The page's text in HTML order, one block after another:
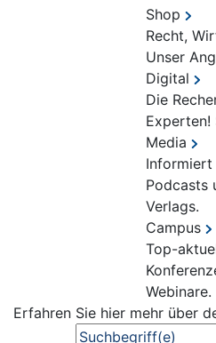
Shop
Recht,
Unser
Digital
Die
Experten!
Media
Informiert
Podcasts
Verlags.
Campus
Top-
Webinare.
Erfahren Sie hier mehr über
Suche